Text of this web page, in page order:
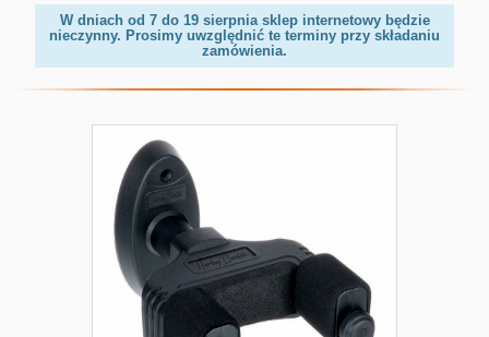
W dniach od 7 do 19 sierpnia sklep internetowy będzie
nieczynny. Prosimy uwzględnić te terminy przy składaniu
zamówienia.